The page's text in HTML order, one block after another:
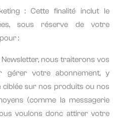
: Cette finalité inclut le
sous réserve de votre
:
nous traiterons vos
gérer votre abonnement, y
ciblée sur nos produits ou nos
(comme la messagerie
voulons donc attirer votre